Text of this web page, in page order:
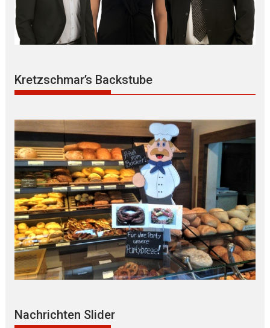
Kretzschmar’s Backstube
Nachrichten Slider